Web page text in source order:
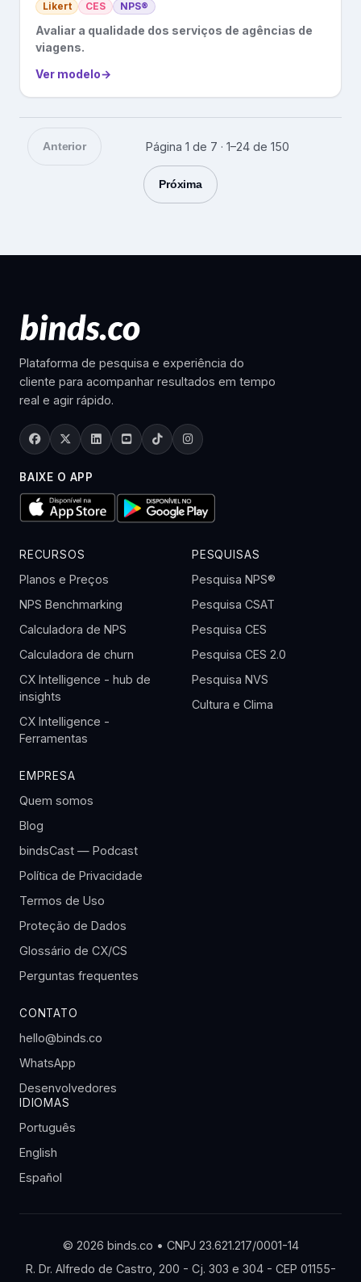
Likert CES NPS®
Avaliar a qualidade dos serviços de agências de
viagens.
Ver modelo→
Anterior Página 1 de 7 · 1–24 de 150
Próxima
Plataforma de pesquisa e experiência do
cliente para acompanhar resultados em tempo
real e agir rápido.
BAIXE O APP
RECURSOS
Planos e Preços
NPS Benchmarking
Calculadora de NPS
Calculadora de churn
CX Intelligence - hub de
insights
CX Intelligence -
Ferramentas
PESQUISAS
Pesquisa NPS®
Pesquisa CSAT
Pesquisa CES
Pesquisa CES 2.0
Pesquisa NVS
Cultura e Clima
EMPRESA
Quem somos
Blog
bindsCast — Podcast
Política de Privacidade
Termos de Uso
Proteção de Dados
Glossário de CX/CS
Perguntas frequentes
CONTATO
hello@binds.co
WhatsApp
Desenvolvedores
IDIOMAS
Português
English
Español
© 2026 binds.co • CNPJ 23.621.217/0001-14
R. Dr. Alfredo de Castro, 200 - Cj. 303 e 304 - CEP 01155-